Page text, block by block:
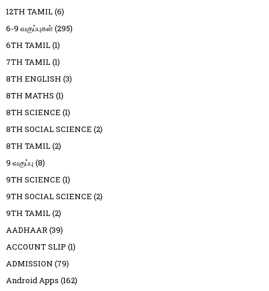
12TH TAMIL(6)
6-9 வகுப்புகள்(295)
6TH TAMIL(1)
7TH TAMIL(1)
8TH ENGLISH (3)
8TH MATHS (1)
8TH SCIENCE (1)
8TH SOCIAL SCIENCE (2)
8TH TAMIL(2)
9 வகுப்பு (8)
9TH SCIENCE (1)
9TH SOCIAL SCIENCE (2)
9TH TAMIL(2)
AADHAAR(39)
ACCOUNT SLIP (1)
ADMISSION (79)
Android Apps (162)